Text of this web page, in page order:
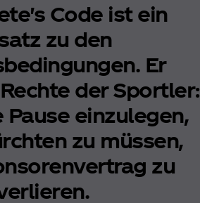
Code ist ein
zu den
Er
der Sportler:
Pause einzulegen,
zu müssen,
zu